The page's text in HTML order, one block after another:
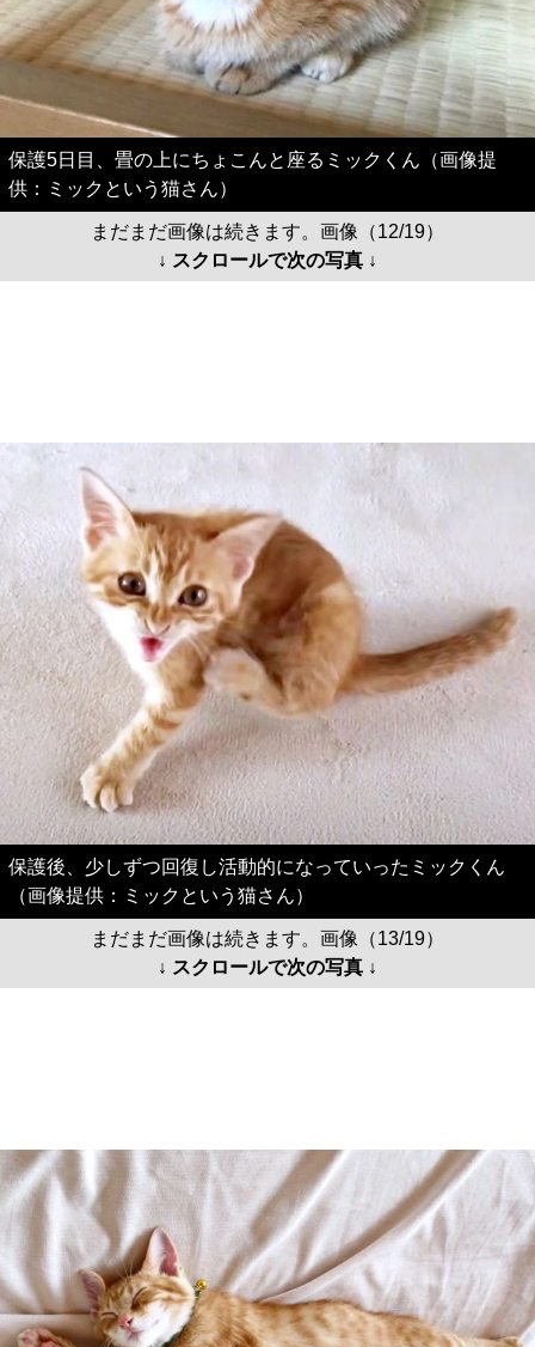
保護5日目、畳の上にちょこんと座るミックくん（画像提
供：ミックという猫さん）
まだまだ画像は続きます。画像（12/19）
↓ スクロールで次の写真 ↓
保護後、少しずつ回復し活動的になっていったミックくん
（画像提供：ミックという猫さん）
まだまだ画像は続きます。画像（13/19）
↓ スクロールで次の写真 ↓